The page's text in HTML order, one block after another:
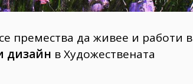
премества да живее и работи в
дизайн в Художествената